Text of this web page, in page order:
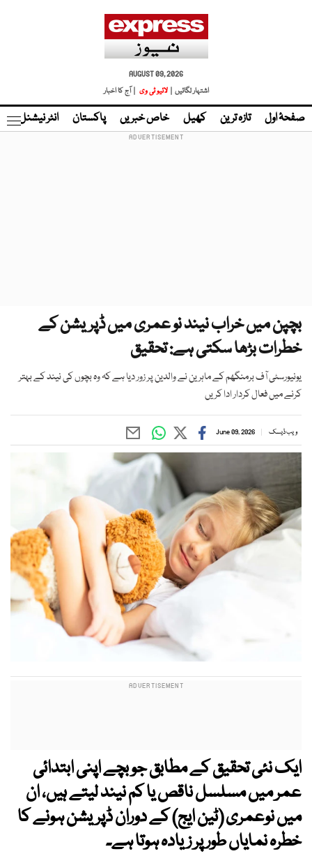
AUGUST 09, 2026
اشتہار لگائیں |
لائیو ٹی وی | آج کا اخبار
صفحۂ اول تازہ ترین کھیل خاص خبریں پاکستان انٹر نیشنل
بچپن میں خراب نیند نو عمری میں ڈپریشن کے
خطرات بڑھا سکتی ہے: تحقیق
یونیورسٹی آف برمنگھم کے ماہرین نے والدین پر زور دیا ہے کہ وہ بچوں کی نیند کے بہتر
کرنے میں فعال کردار ادا کریں
ویب ڈیسک June 09, 2026
ایک نئی تحقیق کے مطابق جو بچے اپنی ابتدائی
عمر میں مسلسل ناقص یا کم نیند لیتے ہیں، ان
میں نوعمری (ٹین ایج) کے دوران ڈپریشن ہونے کا
خطرہ نمایاں طور پر زیادہ ہوتا ہے۔